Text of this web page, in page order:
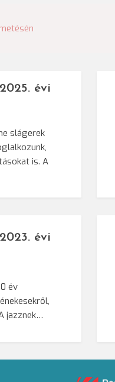
évi
slágerek
is. A
évi
év
jazznek…